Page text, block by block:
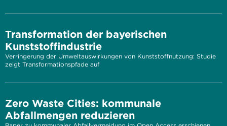
Transformation der bayerischen
Kunststoffindustrie
Verringerung der Umweltauswirkungen von Kunststoffnutzung: Studie
zeigt Transformationspfade auf
Zero Waste Cities: kommunale
Abfallmengen reduzieren